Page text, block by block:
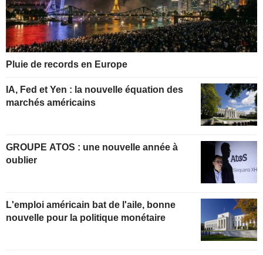
Pluie de records en Europe
IA, Fed et Yen : la nouvelle équation des
marchés américains
GROUPE ATOS : une nouvelle année à
oublier
L'emploi américain bat de l'aile, bonne
nouvelle pour la politique monétaire